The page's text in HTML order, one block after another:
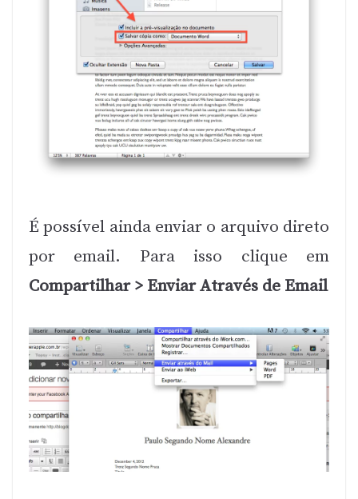
É possível ainda enviar o arquivo direto
por email. Para isso clique em
Compartilhar > Enviar Através de Email